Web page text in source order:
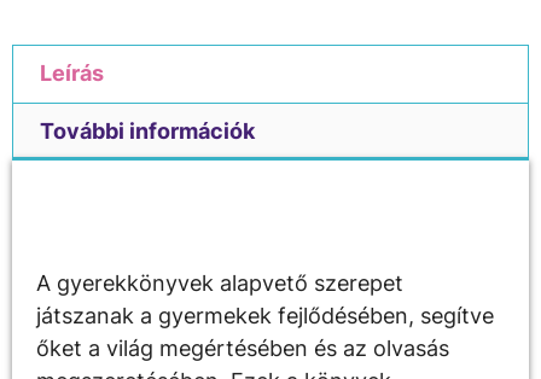
Leírás
További információk
A gyerekkönyvek alapvető szerepet
játszanak a gyermekek fejlődésében, segítve
őket a világ megértésében és az olvasás